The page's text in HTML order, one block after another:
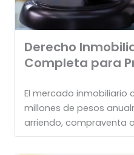
Derecho
Completa para
El mercado inmobiliario
millones de pesos
arriendo, compraventa